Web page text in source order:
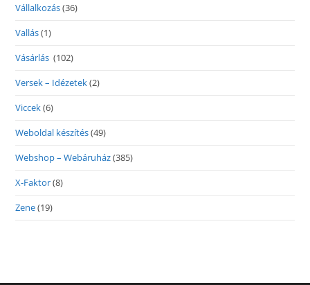
Vállalkozás(36)
Vallás(1)
Vásárlás (102)
Versek – Idézetek(2)
Viccek(6)
Weboldal készítés(49)
Webshop – Webáruház(385)
X-Faktor(8)
Zene(19)